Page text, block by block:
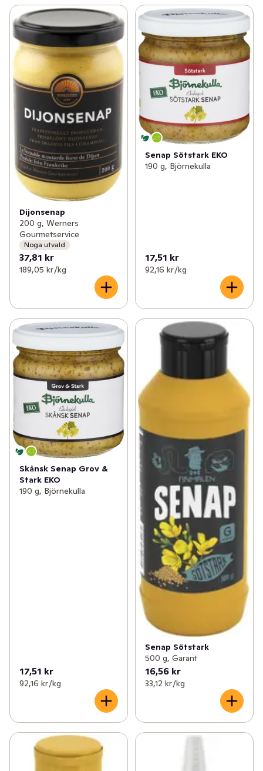
Dijonsenap
200 g, Werners
Gourmetservice
Noga utvald
37,81 kr
189,05 kr /kg
Senap Sötstark EKO
190 g, Björnekulla
17,51 kr
92,16 kr /kg
Skånsk Senap Grov &
Stark EKO
190 g, Björnekulla
17,51 kr
92,16 kr /kg
Senap Sötstark
500 g, Garant
16,56 kr
33,12 kr /kg